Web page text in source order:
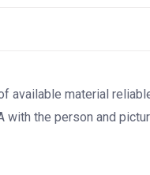
available material
with the person and